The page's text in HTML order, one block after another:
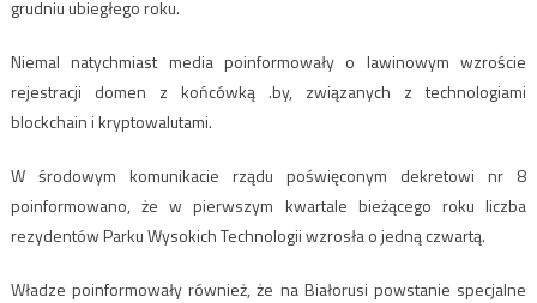
grudniu ubiegłego roku.
Niemal natychmiast media poinformowały o lawinowym wzroście
rejestracji domen z końcówką .by, związanych z technologiami
blockchain i kryptowalutami.
W środowym komunikacie rządu poświęconym dekretowi nr 8
poinformowano, że w pierwszym kwartale bieżącego roku liczba
rezydentów Parku Wysokich Technologii wzrosła o jedną czwartą.
Władze poinformowały również, że na Białorusi powstanie specjalne